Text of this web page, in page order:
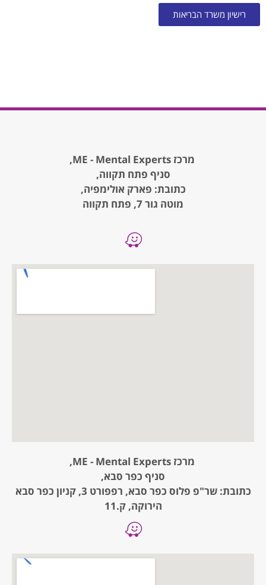
רישיון משרד הבריאות
מרכז ME - Mental Experts,
סניף פתח תקווה,
כתובת: פארק אולימפיה,
מוטה גור 7, פתח תקווה
מרכז ME - Mental Experts,
סניף כפר סבא,
כתובת: שר"פ פלוס כפר סבא, רפפורט 3, קניון כפר סבא
הירוקה, ק.11